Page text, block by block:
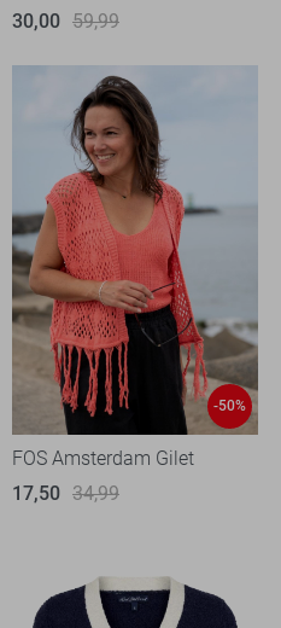
30,00 59,99
-50%
FOS Amsterdam Gilet
17,50 34,99